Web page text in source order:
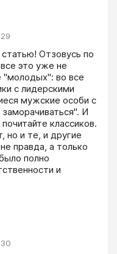
Отзовусь по
это уже не
"молодых": во все
с лидерскими
мужские особи с
И
классиков.
но и те, и другие
правда, а только
полно
и